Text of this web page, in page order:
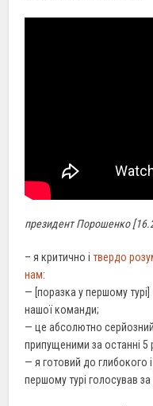
президент Порошенко
– я критично ітвердо
нам:
— [поразка у першому
нашої команди;
— це абсолютно
припущеними за останні 5
— я готовий до глибокого
першому турі голосував за